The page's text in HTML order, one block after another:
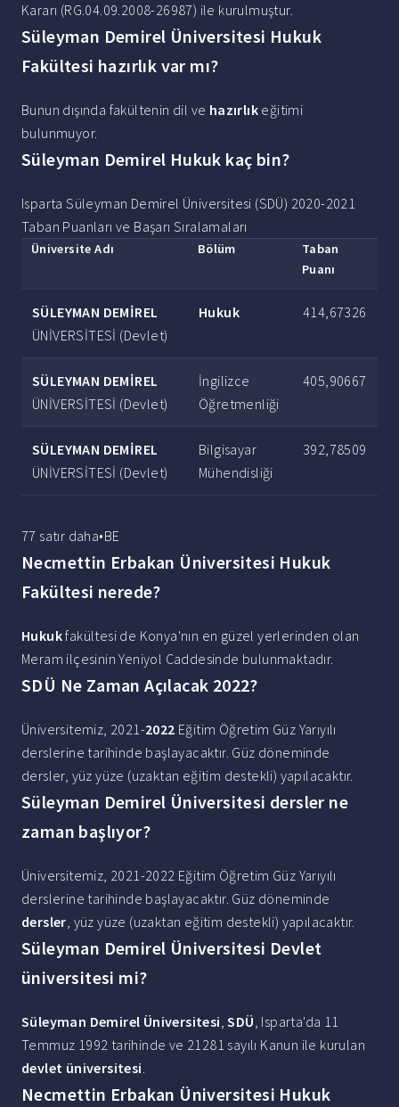
Kararı (RG.04.09.2008-26987) ile kurulmuştur.
Süleyman Demirel Üniversitesi Hukuk
Fakültesi hazırlık var mı?
Bunun dışında fakültenin dil ve hazırlık eğitimi
bulunmuyor.
Süleyman Demirel Hukuk kaç bin?
Isparta Süleyman Demirel Üniversitesi (SDÜ) 2020-2021
Taban Puanları ve Başarı Sıralamaları
Üniversite Adı Bölüm
Taban
Puanı
SÜLEYMAN DEMİREL
ÜNİVERSİTESİ (Devlet)
Hukuk 414,67326
SÜLEYMAN DEMİREL
ÜNİVERSİTESİ (Devlet)
İngilizce
Öğretmenliği
405,90667
SÜLEYMAN DEMİREL
ÜNİVERSİTESİ (Devlet)
Bilgisayar
Mühendisliği
392,78509
77 satır daha•BE
Necmettin Erbakan Üniversitesi Hukuk
Fakültesi nerede?
Hukukfakültesi de Konya'nın en güzel yerlerinden olan
Meram ilçesinin Yeniyol Caddesinde bulunmaktadır.
SDÜ Ne Zaman Açılacak 2022?
Üniversitemiz, 2021-2022 Eğitim Öğretim Güz Yarıyılı
derslerine tarihinde başlayacaktır. Güz döneminde
dersler, yüz yüze (uzaktan eğitim destekli) yapılacaktır.
Süleyman Demirel Üniversitesi dersler ne
zaman başlıyor?
Üniversitemiz, 2021-2022 Eğitim Öğretim Güz Yarıyılı
derslerine tarihinde başlayacaktır. Güz döneminde
dersler, yüz yüze (uzaktan eğitim destekli) yapılacaktır.
Süleyman Demirel Üniversitesi Devlet
üniversitesi mi?
Süleyman Demirel Üniversitesi,SDÜ, Isparta'da 11
Temmuz 1992 tarihinde ve 21281 sayılı Kanun ile kurulan
devlet üniversitesi.
Necmettin Erbakan Üniversitesi Hukuk